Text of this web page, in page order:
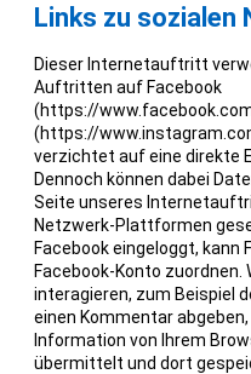
Links zu sozialen
Dieser Internetauftritt
Auftritten auf Facebook
(https://
(https://
verzichtet auf eine direkte
Dennoch können dabei
Seite unseres
Netzwerk-Plattformen
Facebook eingeloggt, kann
Facebook-Konto zuordnen.
interagieren, zum Beispiel
einen Kommentar
Information von Ihrem
übermittelt und dort